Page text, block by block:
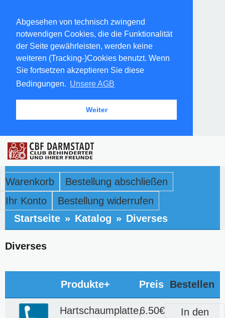
Abgesehen von technisch zwingend
notwendigen Cookies, die die Funktionalität
der Seite gewährleisten, werden keine
weiteren (Tracking-)Cookies benutzt. Wenn
Sie fortsetzen akzeptieren Sie diese
Bedingungen. Unsere AGB
Weiter
Warenkorb
Bestellung abschließen
Ihr Konto
Bestellung widerrufen
Startseite » Katalog » Diverses
Diverses
Produkte+ Preis Bestellen
Hartschaumplatte,6.50€
In den